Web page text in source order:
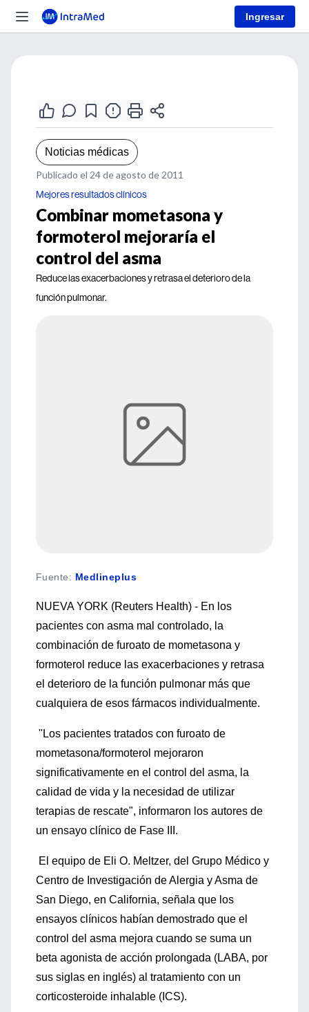
Ingresar
Noticias médicas
Publicado el 24 de agosto de 2011
Mejores resultados clínicos
Combinar mometasona y
formoterol mejoraría el
control del asma
Reduce las exacerbaciones y retrasa el deterioro de la
función pulmonar.
Fuente: Medlineplus
NUEVA YORK (Reuters Health) - En los
pacientes con asma mal controlado, la
combinación de furoato de mometasona y
formoterol reduce las exacerbaciones y retrasa
el deterioro de la función pulmonar más que
cualquiera de esos fármacos individualmente.
"Los pacientes tratados con furoato de
mometasona/formoterol mejoraron
significativamente en el control del asma, la
calidad de vida y la necesidad de utilizar
terapias de rescate", informaron los autores de
un ensayo clínico de Fase III.
El equipo de Eli O. Meltzer, del Grupo Médico y
Centro de Investigación de Alergia y Asma de
San Diego, en California, señala que los
ensayos clínicos habían demostrado que el
control del asma mejora cuando se suma un
beta agonista de acción prolongada (LABA, por
sus siglas en inglés) al tratamiento con un
corticosteroide inhalable (ICS).